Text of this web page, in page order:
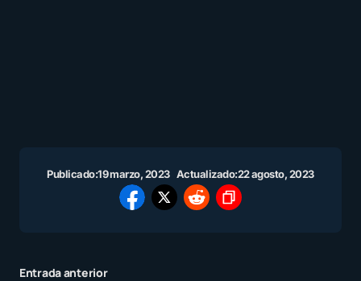
Publicado:19 marzo, 2023 Actualizado:22 agosto, 2023
Entrada anterior